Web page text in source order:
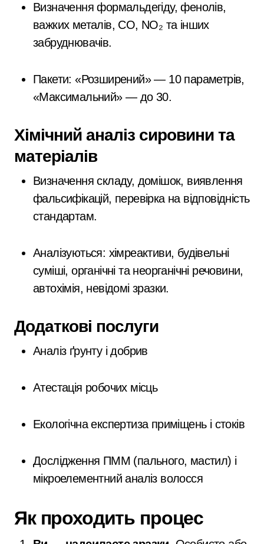
Визначення формальдегіду, фенолів,
важких металів, СО, NO₂ та інших
забруднювачів.
Пакети: «Розширений» — 10 параметрів,
«Максимальний» — до 30.
Хімічний аналіз сировини та
матеріалів
Визначення складу, домішок, виявлення
фальсифікацій, перевірка на відповідність
стандартам.
Аналізуються: хімреактиви, будівельні
суміші, органічні та неорганічні речовини,
автохімія, невідомі зразки.
Додаткові послуги
Аналіз ґрунту і добрив
Атестація робочих місць
Екологічна експертиза приміщень і стоків
Дослідження ПММ (пального, мастил) і
мікроелементний аналіз волосся
Як проходить процес